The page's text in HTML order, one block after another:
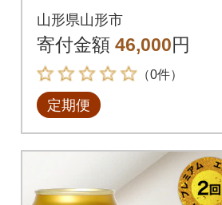
錦・白桃・シャイン
マスカット・りんご
FY25-358
山形県山形市
寄付金額 46,000円
（0件）
定期便